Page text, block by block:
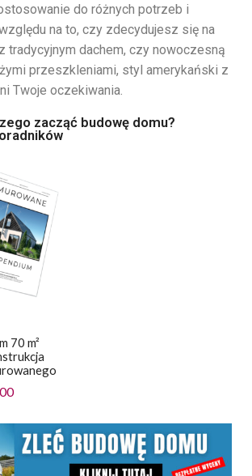
do różnych potrzeb i
na to, czy zdecydujesz się na
tradycyjnym dachem, czy nowoczesną
przeszkleniami, styl amerykański z
Twoje oczekiwania.
zacząć budowę domu?
70 m²